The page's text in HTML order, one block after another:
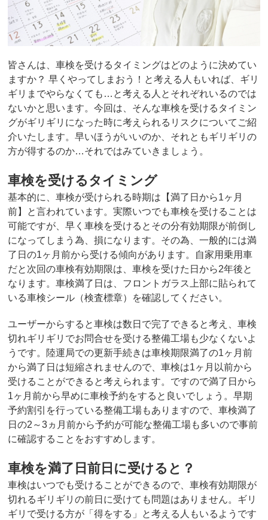
皆さんは、車検を受けるタイミングはどのように決めてい
ますか？ 早くやってしまおう！と考える人もいれば、ギリ
ギリまでやらなくても…と考える人とそれぞれいるのでは
ないかと思います。今回は、そんな車検を受けるタイミン
グがギリギリになった時に考えられるリスクについてご紹
介いたします。早いほうがいいのか、それともギリギリの
方が得するのか…それではみていきましょう。
車検を受けるタイミング
基本的に、車検が受けられる時期は【満了日から1ヶ月
前】と言われています。実際いつでも車検を受けることは
可能ですが、早く車検を受けるとその分有効期限が前倒し
になってしまう為、損になります。その為、一般的には満
了日の1ヶ月前から受ける傾向があります。自家用乗用車
だと次回の車検有効期限は、車検を受けた日から2年後と
なります。車検満了日は、フロントガラス上部に貼られて
いる車検シール（検査標章）を確認してください。
ユーザーからすると車検は数日で完了できると考え、車検
切れギリギリでお問合せを受ける整備工場も少なくないよ
うです。陸運局での更新手続きは車検期限満了の1ヶ月前
から満了日は短縮されませんので、車検は1ヶ月以前から
受けることができると考えられます。ですので満了日から
1ヶ月前から早めに車検予約をすると良いでしょう。早期
予約割引を行っている整備工場もありますので、車検満了
日の2～3ヵ月前から予約が可能な整備工場も多いので事前
に確認することをおすすめします。
車検を満了日前日に受けると？
車検はいつでも受けることができるので、車検有効期限が
切れるギリギリの前日に受けても問題はありません。ギリ
ギリで受ける方が「得をする」と考える人もいるようです